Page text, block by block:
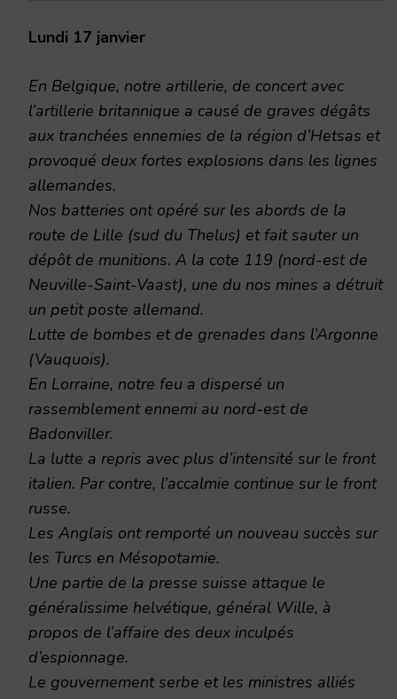
Lundi 17 janvier
En Belgique, notre artillerie, de concert avec
l’artillerie britannique a causé de graves dégâts
aux tranchées ennemies de la région d’Hetsas et
provoqué deux fortes explosions dans les lignes
allemandes.
Nos batteries ont opéré sur les abords de la
route de Lille (sud du Thelus) et fait sauter un
dépôt de munitions. A la cote 119 (nord-est de
Neuville-Saint-Vaast), une du nos mines a détruit
un petit poste allemand.
Lutte de bombes et de grenades dans l’Argonne
(Vauquois).
En Lorraine, notre feu a dispersé un
rassemblement ennemi au nord-est de
Badonviller.
La lutte a repris avec plus d’intensité sur le front
italien. Par contre, l’accalmie continue sur le front
russe.
Les Anglais ont remporté un nouveau succès sur
les Turcs en Mésopotamie.
Une partie de la presse suisse attaque le
généralissime helvétique, général Wille, à
propos de l’affaire des deux inculpés
d’espionnage.
Le gouvernement serbe et les ministres alliés